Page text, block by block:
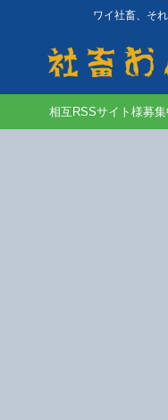
ワイ社畜、そ
相互RSSサイト様募